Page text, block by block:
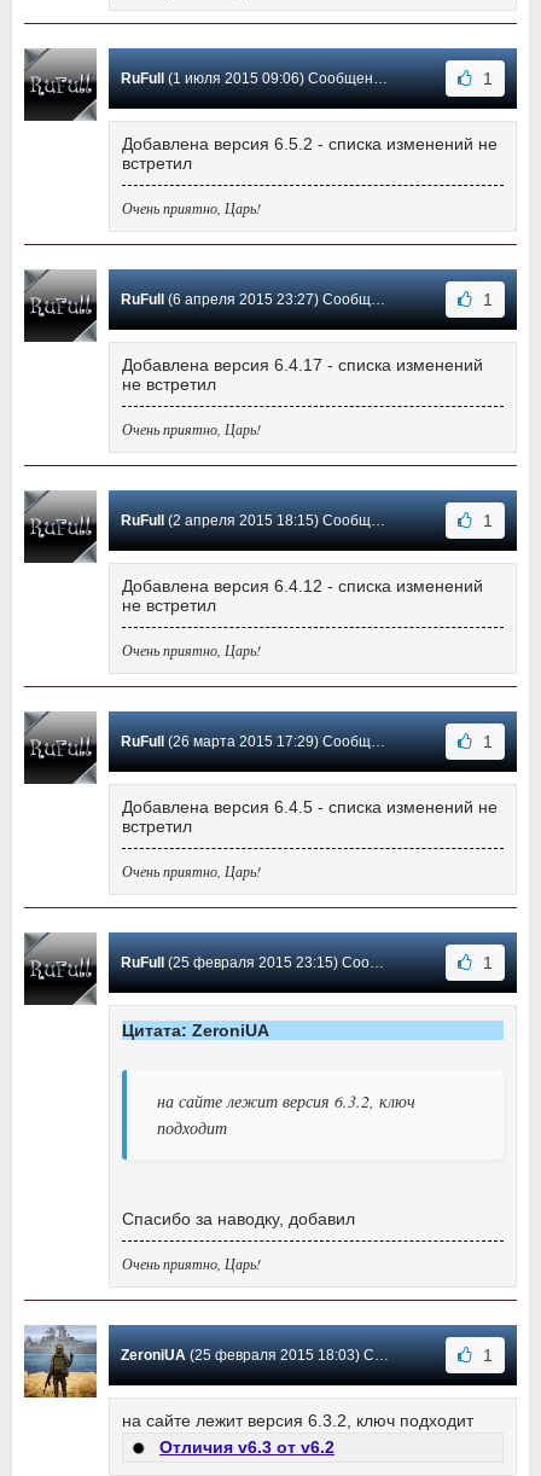
RuFull (1 июля 2015 09:06) Сообщение #18 1
Добавлена версия 6.5.2 - списка изменений не
встретил
Очень приятно, Царь!
RuFull (6 апреля 2015 23:27) Сообщение #17 1
Добавлена версия 6.4.17 - списка изменений
не встретил
Очень приятно, Царь!
RuFull (2 апреля 2015 18:15) Сообщение #16 1
Добавлена версия 6.4.12 - списка изменений
не встретил
Очень приятно, Царь!
RuFull (26 марта 2015 17:29) Сообщение #15 1
Добавлена версия 6.4.5 - списка изменений не
встретил
Очень приятно, Царь!
RuFull (25 февраля 2015 23:15) Сообщение #14 1
Цитата: ZeroniUA
на сайте лежит версия 6.3.2, ключ
подходит
Спасибо за наводку, добавил
Очень приятно, Царь!
ZeroniUA(25 февраля 2015 18:03) Сообщение #13 1
на сайте лежит версия 6.3.2, ключ подходит
Отличия v6.3 от v6.2